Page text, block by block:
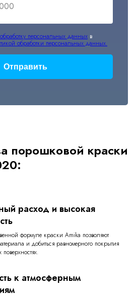
обработку персональных данных в
обработки персональных данных.
Отправить
порошковой краски
расход и высокая
формуле краски Amika позволяют
и добиться равномерного покрытия
к атмосферным